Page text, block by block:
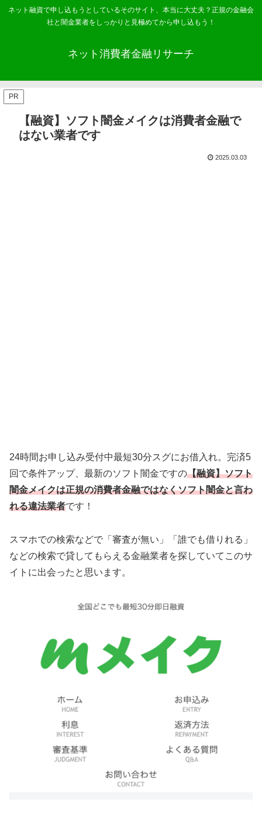
ネット融資で申し込もうとしているそのサイト、本当に大丈夫？正規の金融会
社と闇金業者をしっかりと見極めてから申し込もう！
ネット消費者金融リサーチ
PR
【融資】ソフト闇金メイクは消費者金融で
はない業者です
2025.03.03
24時間お申し込み受付中最短30分スグにお借入れ。完済5
回で条件アップ、最新のソフト闇金ですの【融資】ソフト
闇金メイクは正規の消費者金融ではなくソフト闇金と言わ
れる違法業者です！
スマホでの検索などで「審査が無い」「誰でも借りれる」
などの検索で貸してもらえる金融業者を探していてこのサ
イトに出会ったと思います。